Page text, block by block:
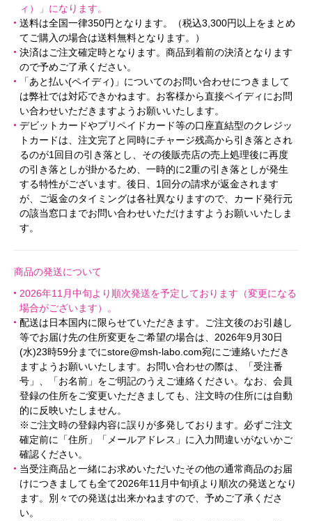
ィ）」になります。
送料は全国一律350円となります。（税込3,300円以上をまとめ
てご購入の場合は送料無料となります。）
決済はご注文確定時となります。商品到着前の決済となります
ので予めご了承ください。
「あと払い(ペイディ)」についてのお問い合わせにつきまして
は弊社では対応できかねます。お客様から直接ペイディにお問
い合わせいただきますようお願いいたします。
デビットカードやプリペイドカード等の口座直結型のクレジッ
トカードは、注文完了と同時にチャージ残高から引き落とされ
るのが1回目の引き落とし、その後販売店の売上処理後に再度
の引き落としが掛かるため、一時的に2重の引き落としが発生
する特性がございます。後日、1回分の請求が返金されます
が、ご返金のタイミングは各社異なりますので、カード発行元
の該当窓口までお問い合わせいただけますようお願いいたしま
す。
商品の発送について
2026年11月中旬より順次発送を予定しております（変更になる
場合がございます）。
配送は日本国内に限らせていただきます。ご注文後のお引越し
等でお届け先の住所変更をご希望の場合は、2026年9月30日
(水)23時59分までにstore@msh-labo.com宛にご連絡いただき
ますようお願いいたします。お問い合わせの際は、「受注番
号」、「お名前」をご明記のうえご連絡ください。なお、会員
登録の住所をご変更いただきましても、注文時の住所には自動
的に反映いたしません。
※ご注文時の登録内容に誤りが多発しております。必ずご注文
確定前に「住所」「メールアドレス」に入力間違いがないかご
確認ください。
当受注商品と一緒にお求めいただいたその他の通常商品のお届
けにつきましても全て2026年11月中旬頃より順次の発送となり
ます。別々での発送は出来かねますので、予めご了承くださ
い。